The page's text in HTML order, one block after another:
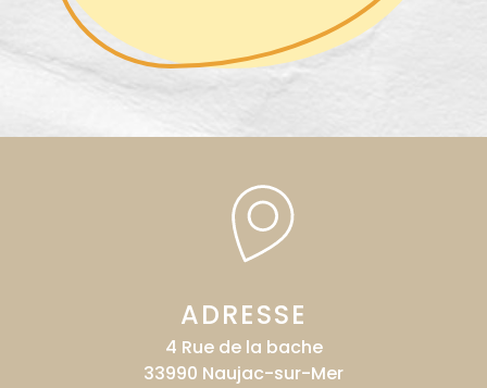
ADRESSE
4 Rue de la bache
33990 Naujac-sur-Mer